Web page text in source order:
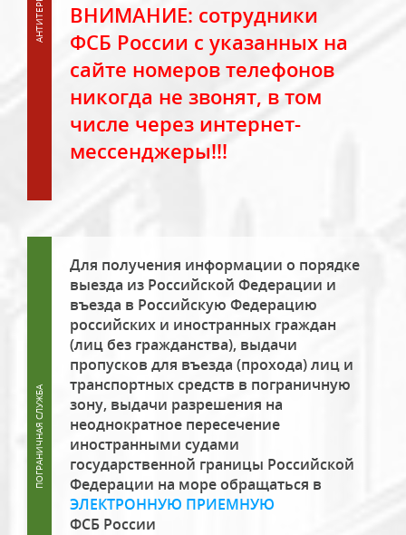
ВНИМАНИЕ: сотрудники
ФСБ России с указанных на
сайте номеров телефонов
никогда не звонят, в том
числе через интернет-
мессенджеры!!!
Для получения информации о порядке
выезда из Российской Федерации и
въезда в Российскую Федерацию
российских и иностранных граждан
(лиц без гражданства), выдачи
пропусков для въезда (прохода) лиц и
транспортных средств в пограничную
зону, выдачи разрешения на
неоднократное пересечение
иностранными судами
государственной границы Российской
Федерации на море обращаться в
ЭЛЕКТРОННУЮ ПРИЕМНУЮ
ФСБ России